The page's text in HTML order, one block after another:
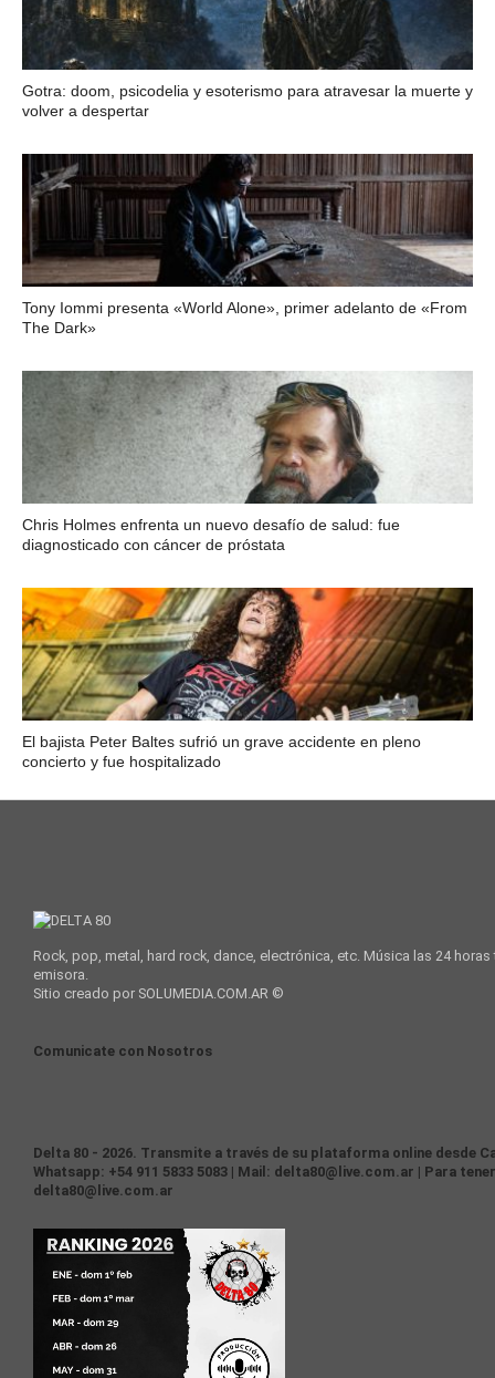
Gotra: doom, psicodelia y esoterismo para atravesar la muerte y
volver a despertar
Tony Iommi presenta «World Alone», primer adelanto de «From
The Dark»
Chris Holmes enfrenta un nuevo desafío de salud: fue
diagnosticado con cáncer de próstata
El bajista Peter Baltes sufrió un grave accidente en pleno
concierto y fue hospitalizado
Rock, pop, metal, hard rock, dance, electrónica, etc. Música las 24
emisora.
Sitio creado por SOLUMEDIA.COM.AR ©
Comunicate con Nosotros
Delta 80 - 2026. Transmite a través de su plataforma online desde
Whatsapp: +54 911 5833 5083 | Mail: delta80@live.com.ar | Para
delta80@live.com.ar